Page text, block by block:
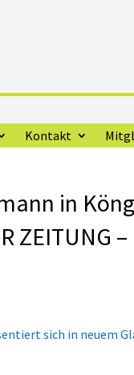
Kontakt
in
ZEITUNG
sich in neuem